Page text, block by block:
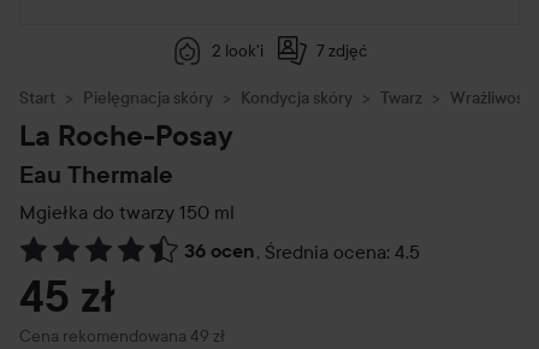
2 look'i 7 zdjęć
Start Pielęgnacja skóry Kondycja skóry Twarz Wrażliwość
La Roche-Posay
Eau Thermale
Mgiełka do twarzy 150 ml
36 ocen, Średnia ocena: 4.5
Przejdź do Recenzje i komentarze
45 zł
Cena rekomendowana 49 zł
Zalecana cena 49 zł